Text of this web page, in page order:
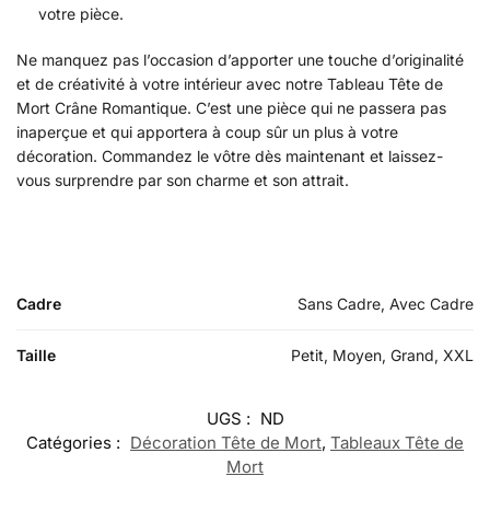
votre pièce.
Ne manquez pas l’occasion d’apporter une touche d’originalité
et de créativité à votre intérieur avec notre Tableau Tête de
Mort Crâne Romantique. C’est une pièce qui ne passera pas
inaperçue et qui apportera à coup sûr un plus à votre
décoration. Commandez le vôtre dès maintenant et laissez-
vous surprendre par son charme et son attrait.
Cadre Sans Cadre, Avec Cadre
Taille Petit, Moyen, Grand, XXL
UGS : ND
Catégories : Décoration Tête de Mort, Tableaux Tête de
Mort